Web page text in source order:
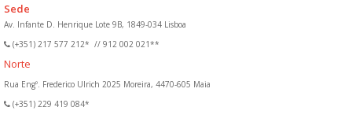
Sede
Av. Infante D. Henrique Lote 9B, 1849-034 Lisboa
(+351) 217 577 212* // 912 002 021**
Norte
Rua Engº. Frederico Ulrich 2025 Moreira, 4470-605 Maia
(+351) 229 419 084*